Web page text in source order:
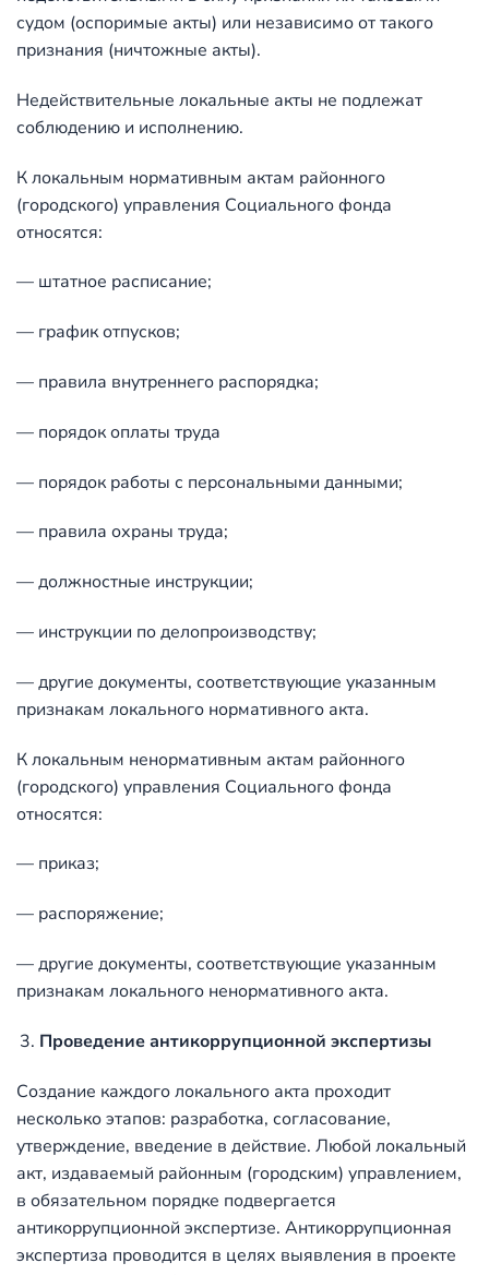
судом (оспоримые акты) или независимо от такого
признания (ничтожные акты).
Недействительные локальные акты не подлежат
соблюдению и исполнению.
К локальным нормативным актам районного
(городского) управления Социального фонда
относятся:
— штатное расписание;
— график отпусков;
— правила внутреннего распорядка;
— порядок оплаты труда
— порядок работы с персональными данными;
— правила охраны труда;
— должностные инструкции;
— инструкции по делопроизводству;
— другие документы, соответствующие указанным
признакам локального нормативного акта.
К локальным ненормативным актам районного
(городского) управления Социального фонда
относятся:
— приказ;
— распоряжение;
— другие документы, соответствующие указанным
признакам локального ненормативного акта.
Проведение антикоррупционной экспертизы
Создание каждого локального акта проходит
несколько этапов: разработка, согласование,
утверждение, введение в действие. Любой локальный
акт, издаваемый районным (городским) управлением,
в обязательном порядке подвергается
антикоррупционной экспертизе. Антикоррупционная
экспертиза проводится в целях выявления в проекте